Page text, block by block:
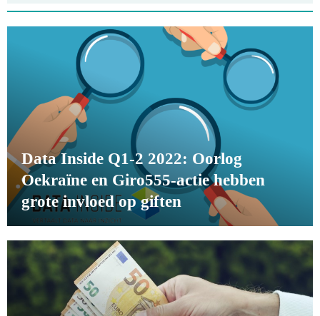
Data Inside Q1-2 2022: Oorlog
Oekraïne en Giro555-actie hebben
grote invloed op giften